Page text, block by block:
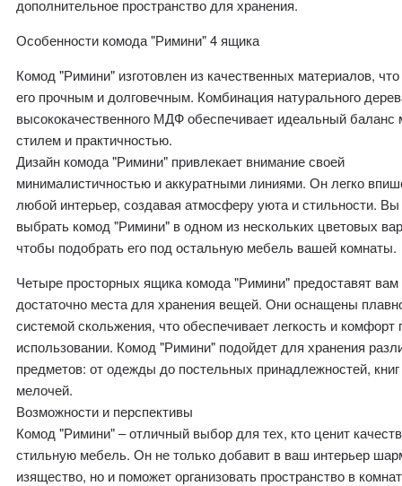
дополнительное пространство для хранения.
Особенности комода "Римини" 4 ящика
Комод "Римини" изготовлен из качественных материалов,
его прочным и долговечным. Комбинация натурального
высококачественного МДФ обеспечивает идеальный баланс
стилем и практичностью.
Дизайн комода "Римини" привлекает внимание своей
минималистичностью и аккуратными линиями. Он легко
любой интерьер, создавая атмосферу уюта и стильности.
выбрать комод "Римини" в одном из нескольких цветовых
чтобы подобрать его под остальную мебель вашей комнаты.
Четыре просторных ящика комода "Римини" предоставят вам
достаточно места для хранения вещей. Они оснащены
системой скольжения, что обеспечивает легкость и комфорт
использовании. Комод "Римини" подойдет для хранения
предметов: от одежды до постельных принадлежностей, книг
мелочей.
Возможности и перспективы
Комод "Римини" – отличный выбор для тех, кто ценит
стильную мебель. Он не только добавит в ваш интерьер
изящество, но и поможет организовать пространство в